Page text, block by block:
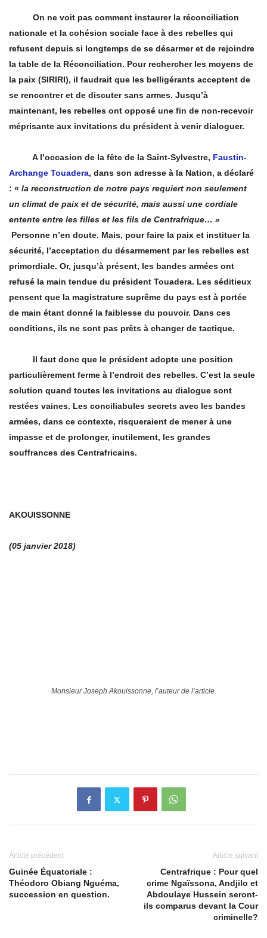
On ne voit pas comment instaurer la réconciliation
nationale et la cohésion sociale face à des rebelles qui
refusent depuis si longtemps de se désarmer et de rejoindre
la table de la Réconciliation. Pour rechercher les moyens de
la paix (SIRIRI), il faudrait que les belligérants acceptent de
se rencontrer et de discuter sans armes. Jusqu’à
maintenant, les rebelles ont opposé une fin de non-recevoir
méprisante aux invitations du président à venir dialoguer.
A l’occasion de la fête de la Saint-Sylvestre, Faustin-
Archange Touadera, dans son adresse à la Nation, a déclaré
: « la reconstruction de notre pays requiert non seulement
un climat de paix et de sécurité, mais aussi une cordiale
entente entre les filles et les fils de Centrafrique… »
Personne n’en doute. Mais, pour faire la paix et instituer la
sécurité, l’acceptation du désarmement par les rebelles est
primordiale. Or, jusqu’à présent, les bandes armées ont
refusé la main tendue du président Touadera. Les séditieux
pensent que la magistrature suprême du pays est à portée
de main étant donné la faiblesse du pouvoir. Dans ces
conditions, ils ne sont pas prêts à changer de tactique.
Il faut donc que le président adopte une position
particulièrement ferme à l’endroit des rebelles. C’est la seule
solution quand toutes les invitations au dialogue sont
restées vaines. Les conciliabules secrets avec les bandes
armées, dans ce contexte, risqueraient de mener à une
impasse et de prolonger, inutilement, les grandes
souffrances des Centrafricains.
AKOUISSONNE
(05 janvier 2018)
Monsieur Joseph Akouissonne, l’auteur de l’article.
Article précédent
Guinée Équatoriale :
Théodoro Obiang Nguéma,
succession en question.
Article suivant
Centrafrique : Pour quel
crime Ngaïssona, Andjilo et
Abdoulaye Hussein seront-
ils comparus devant la Cour
criminelle?